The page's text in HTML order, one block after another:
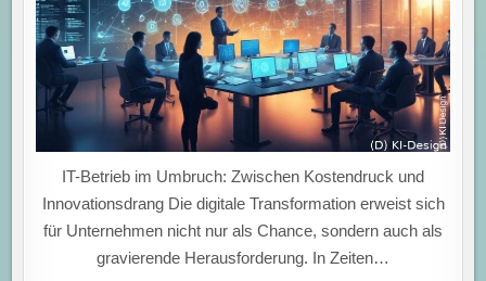
IT-Betrieb im Umbruch: Zwischen Kostendruck und
Innovationsdrang Die digitale Transformation erweist sich
für Unternehmen nicht nur als Chance, sondern auch als
gravierende Herausforderung. In Zeiten…